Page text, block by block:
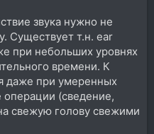
звука нужно не
Существует т.н. ear
при небольших уровнях
времени. К
даже при умеренных
операции (сведение,
свежую голову свежими